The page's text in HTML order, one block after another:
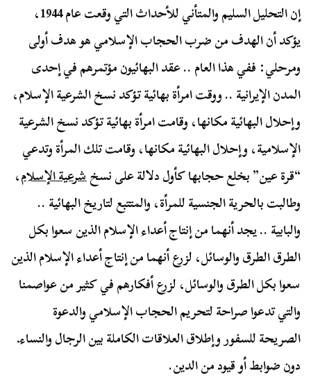
إن التحليل السليم والمتأني للأحداث التي وقعت عام 1944،
يؤكد أن الهدف من ضرب الحجاب الإسلامي هو هدف أولى
ومرحلي: ففي هذا العام .. عقد البهائيون مؤتمرهم في إحدى
المدن الإيرانية .. ووقت امرأة بهائية تؤكد نسخ الشرعية الإسلام،
وإحلال البهائية مكانها، وقامت امرأة بهائية تؤكد نسخ الشرعية
الإسلامية، وإحلال البهائية مكانها، وقامت تلك المرأة وتدعي
“قرة عين” بخلع حجابها كأول دلالة على نسخشرعية الإسلام،
وطالبت بالحرية الجنسية للمرأة، والمتتبع لتاريخ البهائية ..
والبابية .. يجد أنهما من إنتاج أعداء الإسلام الذين سعوا بكل
الطرق الطرق والوسائل، لزرع أنهما من إنتاج أعداء الإسلام الذين
سعوا بكل الطرق والوسائل، لزرع أفكارهم في كثير من عواصمنا
والتي تدعوا صراحة لتحريم الحجاب الإسلامي والدعوة
الصريحة للسفور وإطلاق العلاقات الكاملة بين الرجال والنساءـ
دون ضوابط أو قيود من الدين.